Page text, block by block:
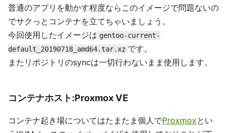
普通のアプリを動かす程度ならこのイメージで問題ないの
でサクっとコンテナを立てちゃいましょう。
今回使用したイメージは gentoo-current-
default_20190718_amd64.tar.xz です。
またリポジトリのsyncは一切行わないまま使用します。
コンテナホスト:Proxmox VE
コンテナ起き場についてはたまたま個人でProxmoxとい